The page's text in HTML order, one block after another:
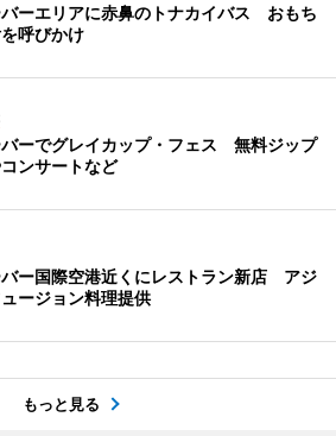
ーエリアに赤鼻のトナカイバス おもち
呼びかけ
ーでグレイカップ・フェス 無料ジップ
ンサートなど
ー国際空港近くにレストラン新店 アジ
ージョン料理提供
もっと見る